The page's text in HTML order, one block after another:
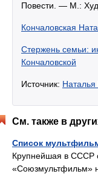
Повести. — М.:
Кончаловская
Стержень семьи:
Кончаловской
Источник: Наталья
См. также в
Список
Крупнейшая в СССР
«Союзмультфильм»